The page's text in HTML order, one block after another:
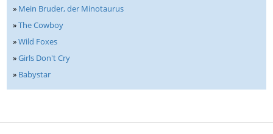
» Mein Bruder, der Minotaurus
»The Cowboy
»Wild Foxes
»Girls Don't Cry
» Babystar